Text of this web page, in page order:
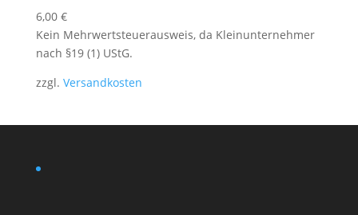
6,00 €
Kein Mehrwertsteuerausweis, da Kleinunternehmer
nach §19 (1) UStG.
zzgl. Versandkosten